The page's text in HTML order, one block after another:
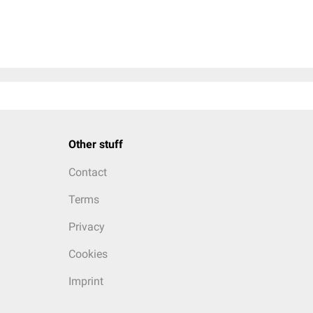
Other stuff
Contact
Terms
Privacy
Cookies
Imprint